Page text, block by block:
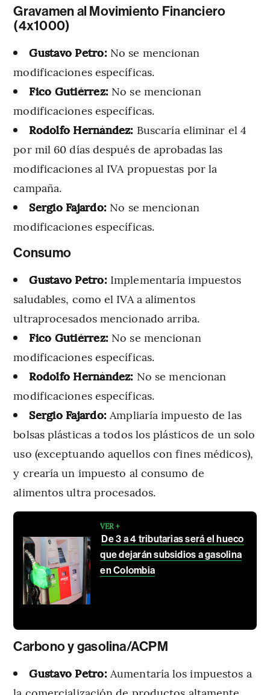
Gravamen al Movimiento Financiero
(4x1000)
Gustavo Petro: No se mencionan
modificaciones específicas.
Fico Gutiérrez: No se mencionan
modificaciones específicas.
Rodolfo Hernández: Buscaría eliminar el 4
por mil 60 días después de aprobadas las
modificaciones al IVA propuestas por la
campaña.
Sergio Fajardo: No se mencionan
modificaciones específicas.
Consumo
Gustavo Petro: Implementaría impuestos
saludables, como el IVA a alimentos
ultraprocesados mencionado arriba.
Fico Gutiérrez: No se mencionan
modificaciones específicas.
Rodolfo Hernández: No se mencionan
modificaciones específicas.
Sergio Fajardo: Ampliaría impuesto de las
bolsas plásticas a todos los plásticos de un solo
uso (exceptuando aquellos con fines médicos),
y crearía un impuesto al consumo de
alimentos ultra procesados.
VER +
De 3 a 4 tributarias será el hueco
que dejarán subsidios a gasolina
en Colombia
Carbono y gasolina/ACPM
Gustavo Petro: Aumentaría los impuestos a